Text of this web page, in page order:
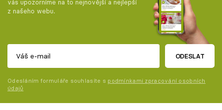
vás upozorníme na to nejnovější a nejlepší
z našeho webu.
ODESLAT
Odesláním formuláře souhlasíte s podmínkami zpracování osobních
údajů